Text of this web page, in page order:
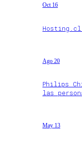
Oct 16
Ago 20
Philips
las
May 13